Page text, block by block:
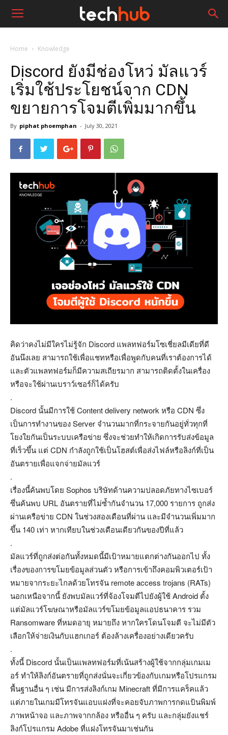
Home Knowledge
Discord ยังมีช่องโหว่ มัลแวร์
เริ่มใช้ประโยชน์จาก CDN
ขยายการโจมตีเพิ่มมากขึ้น
By piphat phoemphan - July 30, 2021
คิดว่าคงไม่มีใครไม่รู้จัก Discord แพลทฟอร์มโซเชี่ยลมีเดียที่ดี
อันนึงเลย สามารถใช้เพื่อแชทหรือเพื่อพูดกับคนที่เราต้องการได้
และตัวแพลทฟอร์มก็มีความสเถียรมาก สามารถติดตั้งในเครื่อง
หรือจะใช้ผ่านเบราว์เซอร์ก็ได้ครับ
.
Discord นั้นมีการใช้ Content delivery network หรือ CDN ซึ่ง
เป็นการทำงานของ Server จำนวนมากที่กระจายกันอยู่ทั่วทุกที่
โยงใยกันเป็นระบบเครือข่าย ซึ่งจะช่วยทำให้เกิดการรับส่งข้อมูล
ที่เร็วขึ้น แต่ CDN กำลังถูกใช้เป็นโฮสต์เพื่อส่งไฟล์หรือลิงก์ที่เป็น
อันตรายเพื่อแจกจ่ายมัลแวร์
.
เรื่องนี้ค้นพบโดย Sophos บริษัทด้านความปลอดภัยทางไซเบอร์
ซึ่นค้นพบ URL อันตรายที่ไม่ซ้ำกันจำนวน 17,000 รายการ ถูกส่ง
ผ่านเครือข่าย CDN ในช่วงสองเดือนที่ผ่าน และมีจำนวนเพิ่มมาก
ขึ้น 140 เท่า หากเทียบในช่วงเดือนเดียวกันของปีที่แล้ว
.
มัลแวร์ที่ถูกส่งต่อกันทั้งหมดนี้มีเป้าหมายแตกต่างกันออกไป ทั้ง
เรื่องของการขโมยข้อมูลส่วนตัว หรือการเข้าถึงคอมพิวเตอร์เป้า
หมายจากระยะไกลด้วยโทรจัน remote access trojans (RATs)
นอกเหนือจากนี้ ยังพบมัลแวร์ที่จ้องโจมตีไปยังผู้ใช้ Android ตั้ง
แต่มัลแวร์โฆษณาหรือมัลแวร์ขโมยข้อมูลแอปธนาคาร รวม
Ransomware ที่หมดอายุ หมายถึง หากใครโดนโจมตี จะไม่มีตัว
เลือกให้จ่ายเงินกับแฮกเกอร์ ต้องล้างเครื่องอย่างเดียวครับ
.
ทั้งนี้ Discord นั้นเป็นแพลทฟอร์มที่เน้นสร้างผู้ใช้จากกลุ่มเกมเม
อร์ ทำให้ลิงก์อันตรายที่ถูกส่งนั่นจะเกี่ยวข้องกับเกมหรือโปรแกรม
พื้นฐานอื่น ๆ เช่น มีการส่งลิงก์เกม Minecraft ที่มีการแคร็คแล้ว
แต่ภายในเกมมีโทรจันแอบแฝงที่จะคอยจับภาพการกดแป้นพิมพ์
ภาพหน้าจอ และภาพจากกล้อง หรืออื่น ๆ ครับ และกลุ่มยังแชร์
ลิงก์โปรแกรม Adobe ที่แฝงโทรจันมาเช่นกัน